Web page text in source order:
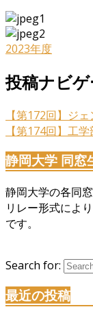
2023年度
投稿ナビ
【第172回】ジ
【第174回】工
静岡大学 同窓
静岡大学の各同
リレー形式によ
です。
Search for:
最近の投稿